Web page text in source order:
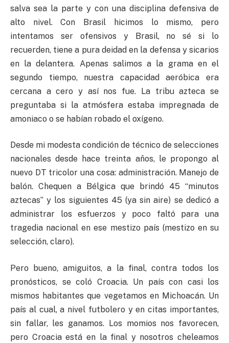
salva sea la parte y con una disciplina defensiva de
alto nivel. Con Brasil hicimos lo mismo, pero
intentamos ser ofensivos y Brasil, no sé si lo
recuerden, tiene a pura deidad en la defensa y sicarios
en la delantera. Apenas salimos a la grama en el
segundo tiempo, nuestra capacidad aeróbica era
cercana a cero y así nos fue. La tribu azteca se
preguntaba si la atmósfera estaba impregnada de
amoniaco o se habían robado el oxígeno.
Desde mi modesta condición de técnico de selecciones
nacionales desde hace treinta años, le propongo al
nuevo DT tricolor una cosa: administración. Manejo de
balón. Chequen a Bélgica que brindó 45 “minutos
aztecas” y los siguientes 45 (ya sin aire) se dedicó a
administrar los esfuerzos y poco faltó para una
tragedia nacional en ese mestizo país (mestizo en su
selección, claro).
Pero bueno, amiguitos, a la final, contra todos los
pronósticos, se coló Croacia. Un país con casi los
mismos habitantes que vegetamos en Michoacán. Un
país al cual, a nivel futbolero y en citas importantes,
sin fallar, les ganamos. Los momios nos favorecen,
pero Croacia está en la final y nosotros cheleamos